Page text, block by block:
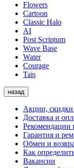
Flowers
Cartoon
Classic Halo
AI
Post Scriptum
Wave Base
Water
Courage
Tais
назад
Акции,
Доставка и
Рекомендации
Гарантия и
Обмен и
Как
Вакансии